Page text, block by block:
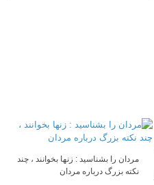
مردان را بشناسید : زنها بخوانند ، چند
نکته بزرگ درباره مردان